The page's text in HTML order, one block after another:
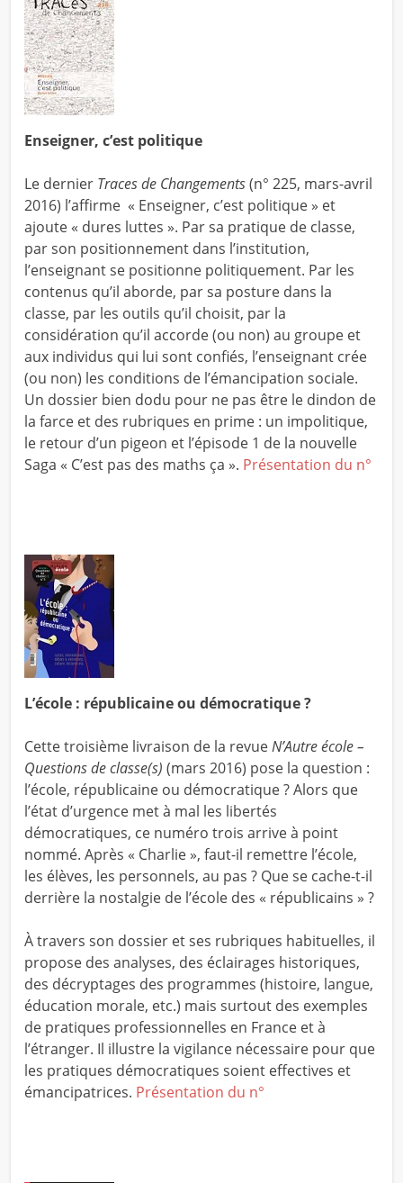
Enseigner, c’est politique
Le dernier Traces de Changements(n° 225, mars-avril
2016) l’affirme « Enseigner, c’est politique » et
ajoute « dures luttes ». Par sa pratique de classe,
par son positionnement dans l’institution,
l’enseignant se positionne politiquement. Par les
contenus qu’il aborde, par sa posture dans la
classe, par les outils qu’il choisit, par la
considération qu’il accorde (ou non) au groupe et
aux individus qui lui sont confiés, l’enseignant crée
(ou non) les conditions de l’émancipation sociale.
Un dossier bien dodu pour ne pas être le dindon de
la farce et des rubriques en prime : un impolitique,
le retour d’un pigeon et l’épisode 1 de la nouvelle
Saga « C’est pas des maths ça ». Présentation du n°
L’école : républicaine ou démocratique ?
Cette troisième livraison de la revueN’Autre école –
Questions de classe(s) (mars 2016) pose la question :
l’école, républicaine ou démocratique ? Alors que
l’état d’urgence met à mal les libertés
démocratiques, ce numéro trois arrive à point
nommé. Après « Charlie », faut-il remettre l’école,
les élèves, les personnels, au pas ? Que se cache-t-il
derrière la nostalgie de l’école des « républicains » ?
À travers son dossier et ses rubriques habituelles, il
propose des analyses, des éclairages historiques,
des décryptages des programmes (histoire, langue,
éducation morale, etc.) mais surtout des exemples
de pratiques professionnelles en France et à
l’étranger. Il illustre la vigilance nécessaire pour que
les pratiques démocratiques soient effectives et
émancipatrices. Présentation du n°